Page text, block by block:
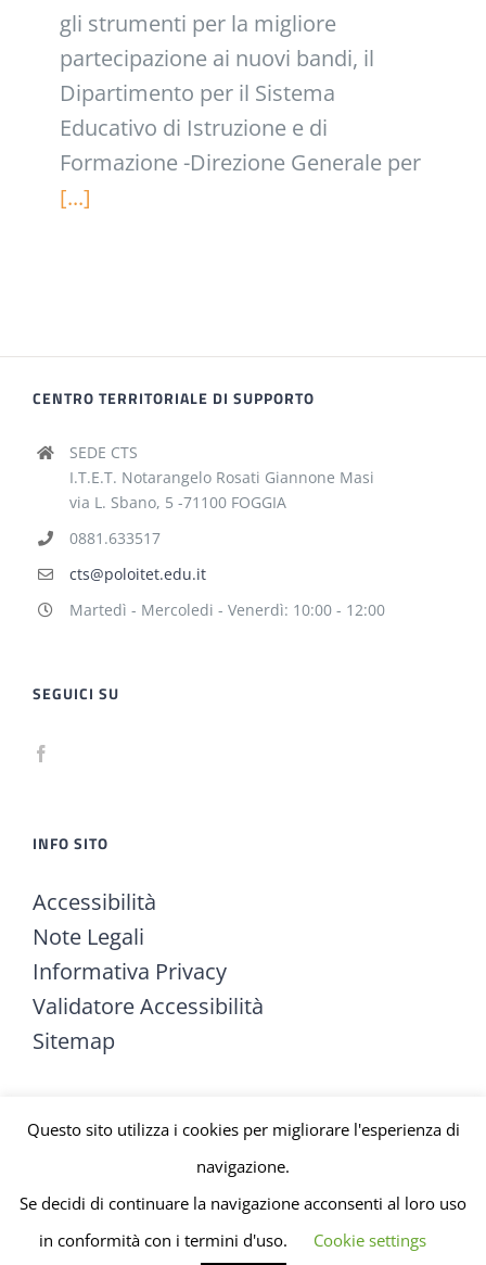
gli strumenti per la migliore
partecipazione ai nuovi bandi, il
Dipartimento per il Sistema
Educativo di Istruzione e di
Formazione -Direzione Generale per
[...]
CENTRO TERRITORIALE DI SUPPORTO
SEDE CTS
I.T.E.T. Notarangelo Rosati Giannone Masi
via L. Sbano, 5 -71100 FOGGIA
0881.633517
cts@poloitet.edu.it
Martedì - Mercoledi - Venerdì: 10:00 - 12:00
SEGUICI SU
INFO SITO
Accessibilità
Note Legali
Informativa Privacy
Validatore Accessibilità
Sitemap
ACCEDI
Questo sito utilizza i cookies per migliorare l'esperienza di
navigazione.
Se decidi di continuare la navigazione acconsenti al loro uso
in conformità con i termini d'uso.
Cookie settings